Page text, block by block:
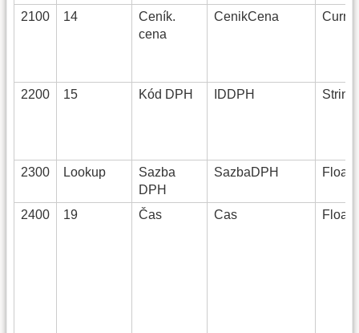
2100 14
Ceník.
cena
CenikCena
2200 15 Kód DPH IDDPH
2300 Lookup
Sazba
DPH
SazbaDPH
2400 19 Čas Cas